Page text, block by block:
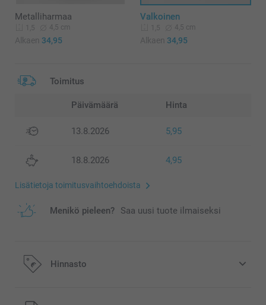
Metalliharmaa
1,5 4,5 cm
Alkaen 34,95
Valkoinen
1,5 4,5 cm
Alkaen 34,95
Toimitus
Päivämäärä Hinta
13.8.2026 5,95
18.8.2026 4,95
Lisätietoja toimitusvaihtoehdoista
Menikö pieleen? Saa uusi tuote ilmaiseksi
Hinnasto